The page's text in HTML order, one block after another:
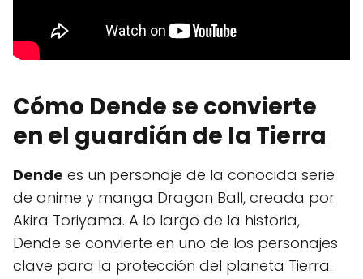
Cómo Dende se convierte
en el guardián de la Tierra
Dende es un personaje de la conocida serie
de anime y manga Dragon Ball, creada por
Akira Toriyama. A lo largo de la historia,
Dende se convierte en uno de los personajes
clave para la protección del planeta Tierra.